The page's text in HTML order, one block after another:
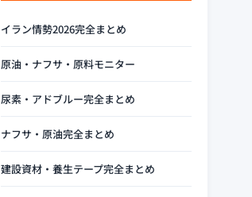
イラン情勢2026完全まとめ
原油・ナフサ・原料モニター
尿素・アドブルー完全まとめ
ナフサ・原油完全まとめ
建設資材・養生テープ完全まとめ